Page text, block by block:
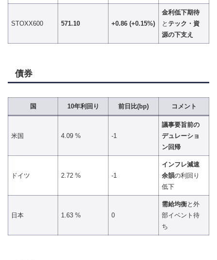
STOXX600 571.10 +0.86 (+0.15%)
金利低下期待
と テック・資
源の下支え
債券
国 10年利回り 前日比(bp) コメント
米国 4.09 % -1
議事要旨前の
デュレーショ
ン回帰
ドイツ 2.72 % -1
インフレ減速
余韻の利回り
低下
日本 1.63 % 0
需給均衡と外
部イベント待
ち